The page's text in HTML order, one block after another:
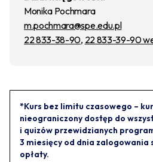
Monika Pochmara
m.pochmara@spe.edu.pl
22 833-38-90, 22 833-39-90
*Kurs bez limitu czasowego –
nieograniczony dostęp do
i quizów przewidzianych
3 miesięcy od dnia zalogowania
opłaty.